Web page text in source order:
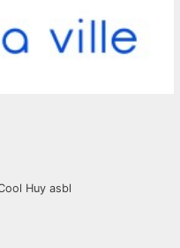
Huy asbl